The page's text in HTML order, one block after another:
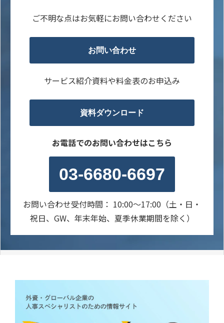
ご不明な点はお気軽にお問い合わせください
お問い合わせ
サービス紹介資料や料金表のお申込み
資料ダウンロード
お電話でのお問い合わせはこちら
03-6680-6697
お問い合わせ受付時間： 10:00～17:00（土・日・
祝日、GW、年末年始、夏季休業期間を除く）